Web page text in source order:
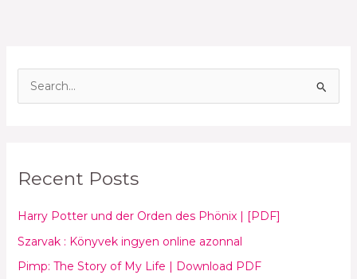
c
f
o
r
Recent Posts
Harry Potter und der Orden des Phönix | [PDF]
Szarvak : Könyvek ingyen online azonnal
Pimp: The Story of My Life | Download PDF